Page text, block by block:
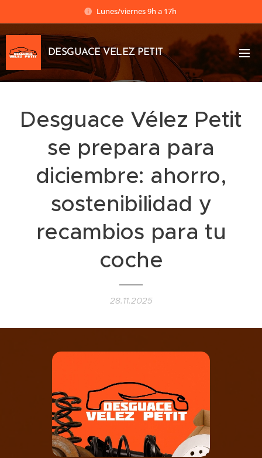
Lunes/viernes 9h a 17h
DESGUACE VELEZ PETIT
Desguace Vélez Petit
se prepara para
diciembre: ahorro,
sostenibilidad y
recambios para tu
coche
28.11.2025